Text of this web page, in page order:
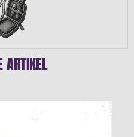
ARTIKEL